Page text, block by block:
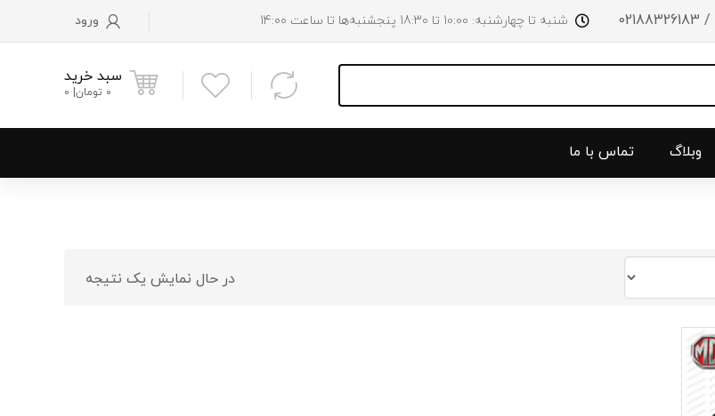
شنبه تا چهارشنبه: 10:00 تا 18:30 پنجشنبه‌‌ها تا ساعت 14:00 ورود
سبد خرید
0 تومان 0
چراغ جلو
وبلاگ تماس با ما
در حال نمایش یک نتیجه